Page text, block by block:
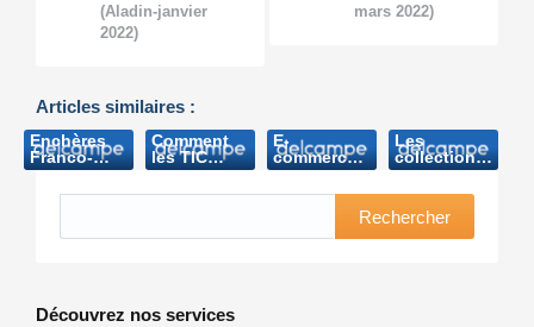
(Aladin-janvier
2022)
mars 2022)
Articles similaires :
Enchères
Franco-
Belges
(Echo de la
Comment
les TIC
bouleversent
les métiers
(2009)
E-
commerce :
un site web
pour les
collectionneurs
(l’Ordinateur
Individuel-
Les
collections
classiques
ne sont pas
mortes
(Aladin
Antiquités-
Rechercher
Découvrez nos services